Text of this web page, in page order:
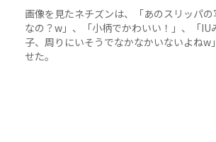
画像を見たネチズンは、「あのスリッパの
なの？w」、「小柄でかわいい！」、「IU
子、周りにいそうでなかなかいないよねw
せた。